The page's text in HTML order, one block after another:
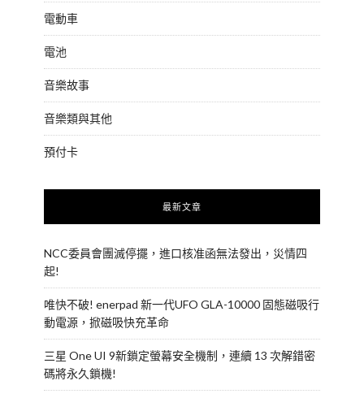
電動車
電池
音樂故事
音樂類與其他
預付卡
最新文章
NCC委員會團滅停擺，進口核准函無法發出，災情四
起!
唯快不破! enerpad 新一代UFO GLA-10000 固態磁吸行
動電源，掀磁吸快充革命
三星 One UI 9新鎖定螢幕安全機制，連續 13 次解錯密
碼將永久鎖機!